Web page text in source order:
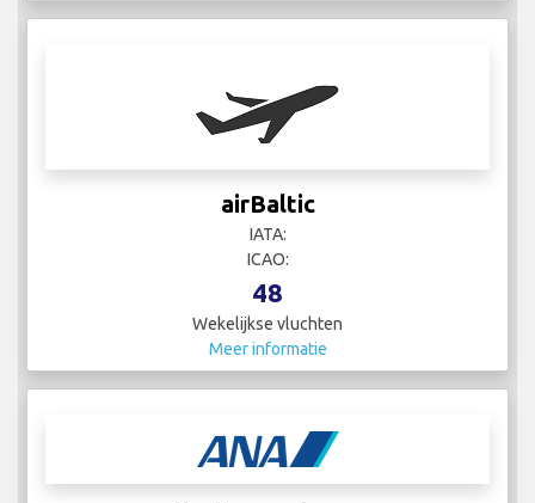
airBaltic
IATA:
ICAO:
48
Wekelijkse vluchten
Meer informatie